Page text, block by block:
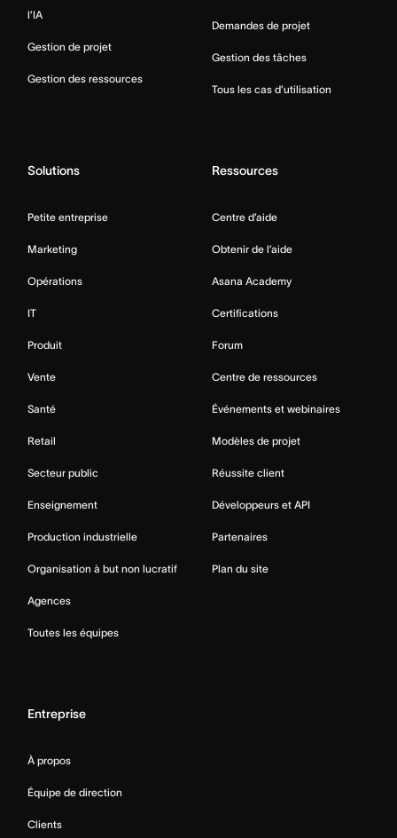
l’IA
Gestion de projet
Gestion des ressources
Demandes de projet
Gestion des tâches
Tous les cas d’utilisation
Solutions
Petite entreprise
Marketing
Opérations
IT
Produit
Vente
Santé
Retail
Secteur public
Enseignement
Production industrielle
Organisation à but non lucratif
Agences
Toutes les équipes
Ressources
Centre d’aide
Obtenir de l’aide
Asana Academy
Certifications
Forum
Centre de ressources
Événements et webinaires
Modèles de projet
Réussite client
Développeurs et API
Partenaires
Plan du site
Entreprise
À propos
Équipe de direction
Clients